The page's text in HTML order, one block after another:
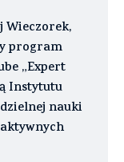
Wieczorek,
program
„Expert
Instytutu
nauki